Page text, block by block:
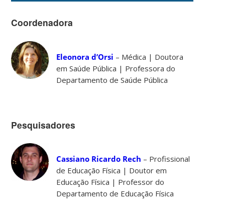
Coordenadora
Eleonora d’Orsi – Médica | Doutora
em Saúde Pública | Professora do
Departamento de Saúde Pública
Pesquisadores
Cassiano Ricardo Rech – Profissional
de Educação Física | Doutor em
Educação Física | Professor do
Departamento de Educação Física